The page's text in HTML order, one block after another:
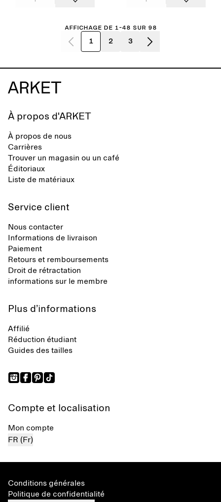
Affichage de 1-48 sur 98
1 2 3
À propos d'ARKET
À propos de nous
Carrières
Trouver un magasin ou un café
Éditoriaux
Liste de matériaux
Service client
Nous contacter
Informations de livraison
Paiement
Retours et remboursements
Droit de rétractation
informations sur le membre
Plus d’informations
Affilié
Réduction étudiant
Guides des tailles
Compte et localisation
Mon compte
FR (Fr)
Conditions générales
Politique de confidentialité